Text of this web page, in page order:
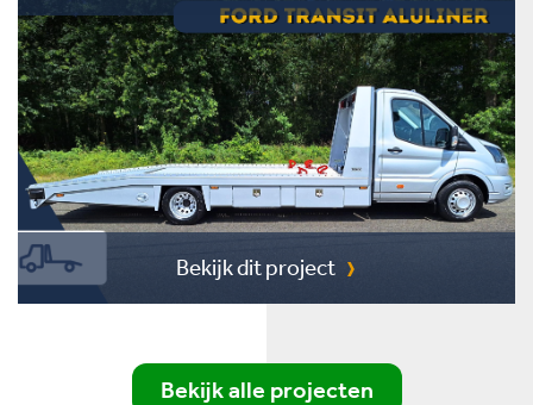
Bekijk dit project
Bekijk alle projecten